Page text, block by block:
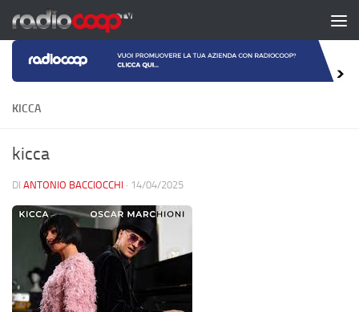
Salta al contenuto
KICCA
kicca
DI ANTONIO BACCIOCCHI · 14/04/2025